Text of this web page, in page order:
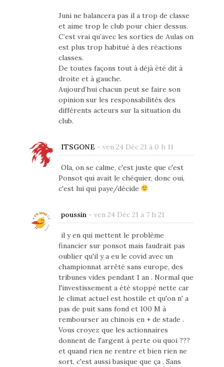
Juni ne balancera pas il a trop de classe
et aime trop le club pour chier dessus.
C’est vrai qu’avec les sorties de Aulas on
est plus trop habitué à des réactions
classes.
De toutes façons tout à déjà été dit à
droite et à gauche.
Aujourd’hui chacun peut se faire son
opinion sur les responsabilités des
différents acteurs sur la situation du
club.
ITSGONE - ven 24 Déc 21 à 0 h 11
Ola, on se calme, c'est juste que c'est
Ponsot qui avait le chéquier, donc oui,
c'est lui qui paye/décide
poussin- ven 24 Déc 21 à 7 h 21
il y en qui mettent le problème
financier sur ponsot mais faudrait pas
oublier qu'il y a eu le covid avec un
championnat arrêté sans europe, des
tribunes vides pendant 1 an . Normal que
l'investissement a été stoppé nette car
le climat actuel est hostile et qu'on n' a
pas de puit sans fond et 100 M à
rembourser au chinois en + de stade .
Vous croyez que les actionnaires
donnent de l'argent à perte ou quoi ???
et quand rien ne rentre et bien rien ne
sort, c'est aussi basique que ça . Sans